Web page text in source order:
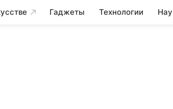
Гаджеты Технологии